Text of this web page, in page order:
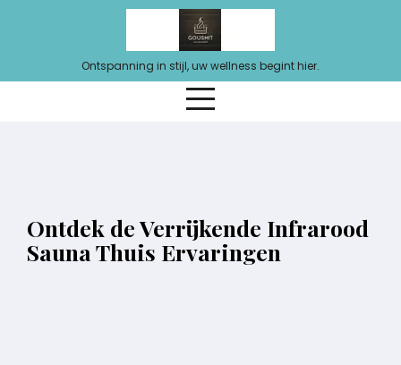
Ontspanning in stijl, uw wellness begint hier.
Ontdek de Verrijkende Infrarood
Sauna Thuis Ervaringen